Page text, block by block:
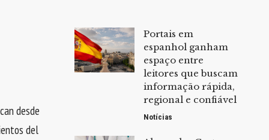
desde
del
Portais em
espanhol ganham
espaço entre
leitores que buscam
informação rápida,
regional e confiável
Notícias